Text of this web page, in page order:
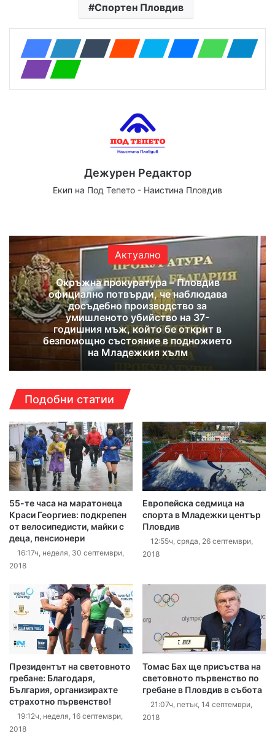
Спортен Пловдив
Дежурен Редактор
Екип на Под Тепето - Наистина Пловдив
te bo
ok
ub ra
m
Актуално
Окръжна прокуратура – Пловдив
официално потвърди, че наблюдава
досъдебно производство за
умишленото убийство на 37-
годишния мъж, който бе открит в
безпомощно състояние в подножието
на Младежкия хълм
Подобни статии
55-те часа на маратонеца
Краси Георгиев: подкрепен
от велосипедисти, майки с
деца, пенсионери
16:17ч, неделя, 30 септември,
2018
Европейска седмица на
спорта в Младежки център
Пловдив
12:55ч, сряда, 26 септември,
2018
Президентът на световното
гребане: Благодаря,
България, организирахте
страхотно първенство!
19:12ч, неделя, 16 септември,
2018
Томас Бах ще присъства на
световното първенство по
гребане в Пловдив в събота
21:07ч, петък, 14 септември,
2018